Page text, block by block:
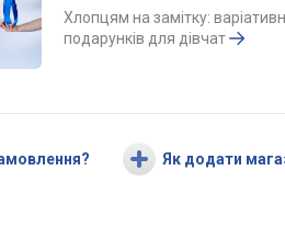
Хлопцям на замітку:
подарунків для дівчат
Як додати